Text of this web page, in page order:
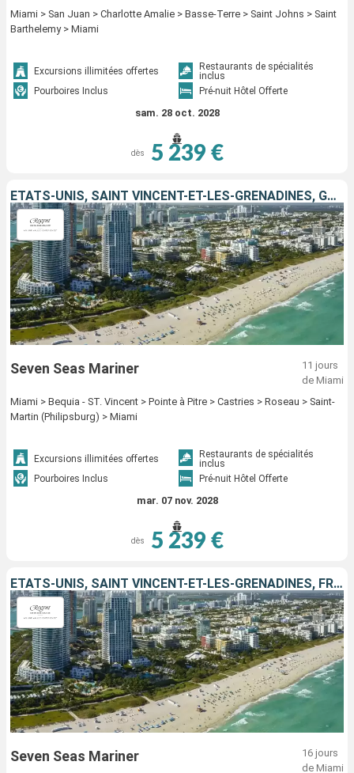
Miami > San Juan > Charlotte Amalie > Basse-Terre > Saint Johns > Saint
Barthelemy > Miami
Excursions illimitées offertes
Restaurants de spécialités
inclus
Pourboires Inclus
Pré-nuit Hôtel Offerte
sam. 28 oct. 2028
dès 5 239 €
ÉTATS-UNIS, SAINT VINCENT-ET-LES-GRENADINES, GUADELOUPE, SAINTE-LUCIE, DOMINIQUE, SAINT-MARTIN
Seven Seas Mariner
11 jours
de Miami
Miami > Bequia - ST. Vincent > Pointe à Pitre > Castries > Roseau > Saint-
Martin (Philipsburg) > Miami
Excursions illimitées offertes
Restaurants de spécialités
inclus
Pourboires Inclus
Pré-nuit Hôtel Offerte
mar. 07 nov. 2028
dès 5 239 €
ÉTATS-UNIS, SAINT VINCENT-ET-LES-GRENADINES, FRANCE, MARTINIQUE, BARBADE, GRENADE, BONAIRE, RÉPUBLIQUE DOMINICAINE
Seven Seas Mariner
16 jours
de Miami